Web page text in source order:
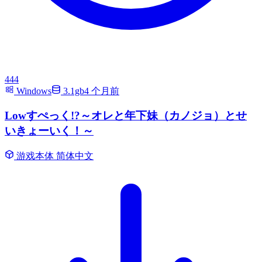
444
Windows
3.1gb4 个月前
Lowすぺっく!?～オレと年下妹（カノジョ）とせ
いきょーいく！～
游戏本体 简体中文